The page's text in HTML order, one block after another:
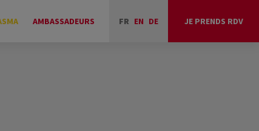
AMBASSADEURS FR EN DE JE PRENDS RDV